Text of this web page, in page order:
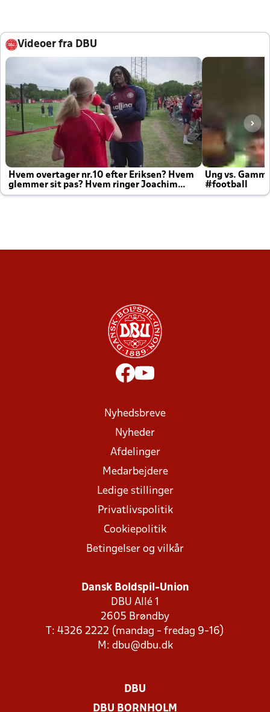
Videoer fra DBU
Hvem overtager nr.10 efter Eriksen? Hvem
glemmer sit pas? Hvem ringer Joachim
altid til efter kampe?
Ung vs.
#football
Nyhedsbreve
Nyheder
Afdelinger
Medarbejdere
Ledige stillinger
Privatlivspolitik
Cookiepolitik
Betingelser og vilkår
Dansk Boldspil-Union
DBU Allé 1
2605 Brøndby
T: 4326 2222 (mandag - fredag 9-16)
M: dbu@dbu.dk
DBU
DBU BORNHOLM